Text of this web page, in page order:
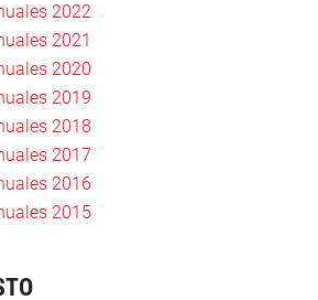
2022
2021
2020
2019
2018
2017
2016
2015